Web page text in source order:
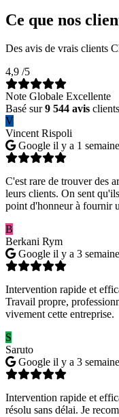
Ce que nos
Des avis de vrais clients
4,9 /5
Note Globale Excellente
Basé sur9 544 avis clients
V
Vincent Rispoli
Google il y a 1 semaine
C'est rare de trouver des
leurs clients. On sent
point d'honneur à fournir
B
Berkani Rym
Google il y a 3
Intervention rapide et
Travail propre,
vivement cette entreprise.
S
Saruto
Google il y a 3
Intervention rapide et
résolu sans délai. Je